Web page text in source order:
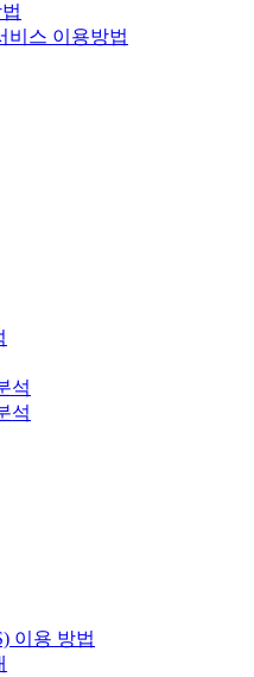
비스 이용방법
석
석
이용 방법